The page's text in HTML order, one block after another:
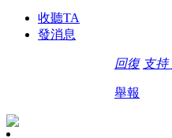
收聽TA
發消息
回復 支持
舉報